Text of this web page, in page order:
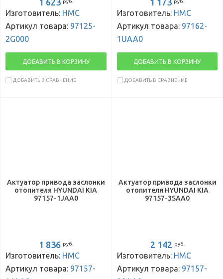
1 623 руб.
Изготовитель: HMC
Артикул товара: 97125-
2G000
ДОБАВИТЬ В КОРЗИНУ
ДОБАВИТЬ В СРАВНЕНИЕ
1 173 руб.
Изготовитель: HMC
Артикул товара: 97162-
1UAA0
ДОБАВИТЬ В КОРЗИНУ
ДОБАВИТЬ В СРАВНЕНИЕ
Актуатор привода заслонки
отопителя HYUNDAI KIA
97157-1JAA0
1 836 руб.
Изготовитель: HMC
Артикул товара: 97157-
Актуатор привода заслонки
отопителя HYUNDAI KIA
97157-3SAA0
2 142 руб.
Изготовитель: HMC
Артикул товара: 97157-